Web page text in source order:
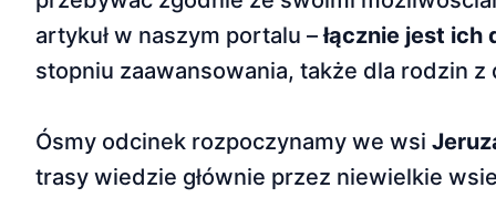
artykuł w naszym portalu –łącznie jest ich
stopniu zaawansowania, także dla rodzin
Ósmy odcinek rozpoczynamy we wsi
trasy wiedzie głównie przez niewielkie